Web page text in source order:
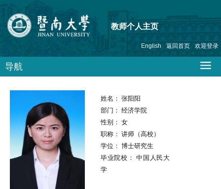
教师个人主页
English 返回首页 欢迎登录
导航
姓名： 张阳阳
部门： 经济学院
性别： 女
职称： 讲师（高校）
学位： 博士研究生
毕业院校：中国人民大
学